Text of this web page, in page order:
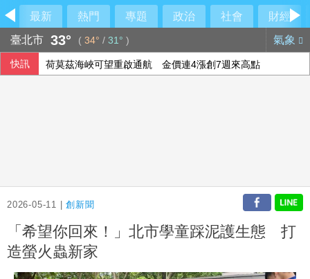
最新 熱門 專題 政治 社會
財經
臺北市 33° ( 34° / 31° ) 氣象
快訊 荷莫茲海峽可望重啟通航 金價連4漲創7週來高點
2026-05-11 |創新聞
「希望你回來！」北市學童踩泥護生態 打
造螢火蟲新家